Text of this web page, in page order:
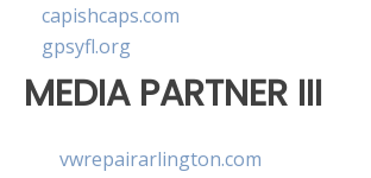
capishcaps.com
gpsyfl.org
MEDIA PARTNER III
vwrepairarlington.com